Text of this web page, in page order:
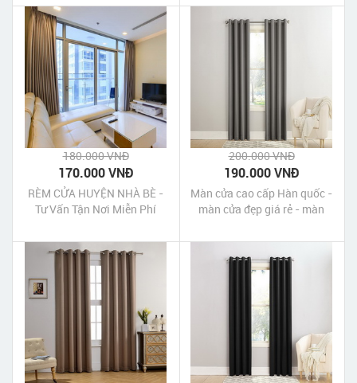
180.000 VNĐ
170.000 VNĐ
RÈM CỬA HUYỆN NHÀ BÈ -
Tư Vấn Tận Nơi Miễn Phí
200.000 VNĐ
190.000 VNĐ
Màn cửa cao cấp Hàn quốc -
màn cửa đẹp giá rẻ - màn